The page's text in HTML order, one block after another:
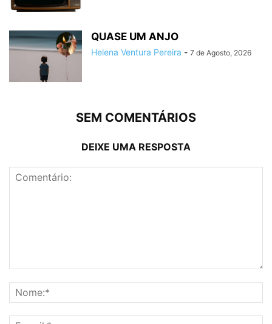
QUASE UM ANJO
Helena Ventura Pereira - 7 de Agosto, 2026
SEM COMENTÁRIOS
DEIXE UMA RESPOSTA